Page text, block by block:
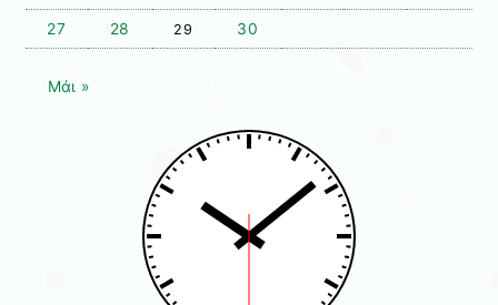
27 28 29 30
Μάι »